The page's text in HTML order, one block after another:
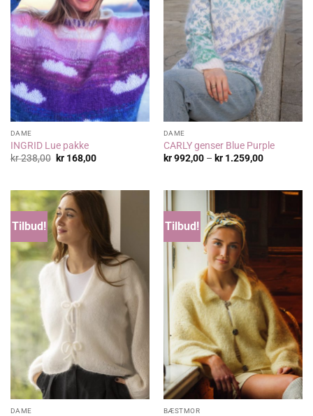
DAME
INGRID Lue pakke
kr238,00 Opprinnelig
kr168,00Nåværende
DAME
CARLY genser Blue Purple
kr992,00 – kr1.259,00
Tilbud!
DAME
Tilbud!
BÆSTMOR